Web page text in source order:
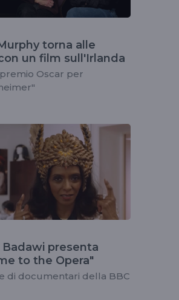
torna alle
un film sull'Irlanda
Oscar per
Badawi presenta
to the Opera"
di documentari della BBC